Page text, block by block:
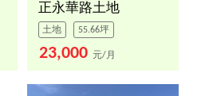
正永華路土地
土地 55.66坪
23,000 元/月